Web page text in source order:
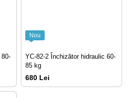
Nou
YC-82-2 Închizător hidraulic 60-
85 kg
680 Lei